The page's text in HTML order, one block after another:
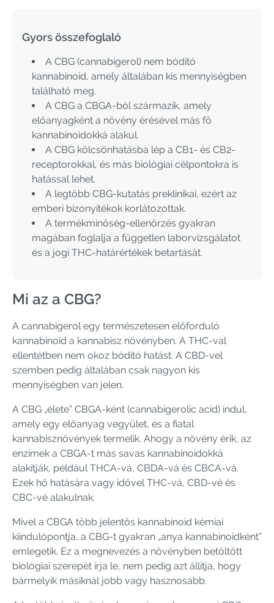
Gyors összefoglaló
A CBG (cannabigerol) nem bódító
kannabinoid, amely általában kis mennyiségben
található meg.
A CBG a CBGA-ból származik, amely
előanyagként a növény érésével más fő
kannabinoidokká alakul.
A CBG kölcsönhatásba lép a CB1- és CB2-
receptorokkal, és más biológiai célpontokra is
hatással lehet.
A legtöbb CBG-kutatás preklinikai, ezért az
emberi bizonyítékok korlátozottak.
A termékminőség-ellenőrzés gyakran
magában foglalja a független laborvizsgálatot
és a jogi THC-határértékek betartását.
Mi az a CBG?
A cannabigerol egy természetesen előforduló
kannabinoid a kannabisz növényben. A THC-val
ellentétben nem okoz bódító hatást. A CBD-vel
szemben pedig általában csak nagyon kis
mennyiségben van jelen.
A CBG „élete” CBGA-ként (cannabigerolic acid) indul,
amely egy előanyag vegyület, és a fiatal
kannabisznövények termelik. Ahogy a növény érik, az
enzimek a CBGA-t más savas kannabinoidokká
alakítják, például THCA-vá, CBDA-vá és CBCA-vá.
Ezek hő hatására vagy idővel THC-vá, CBD-vé és
CBC-vé alakulnak.
Mivel a CBGA több jelentős kannabinoid kémiai
kiindulópontja, a CBG-t gyakran „anya kannabinoidként”
emlegetik. Ez a megnevezés a növényben betöltött
biológiai szerepét írja le, nem pedig azt állítja, hogy
bármelyik másiknál jobb vagy hasznosabb.